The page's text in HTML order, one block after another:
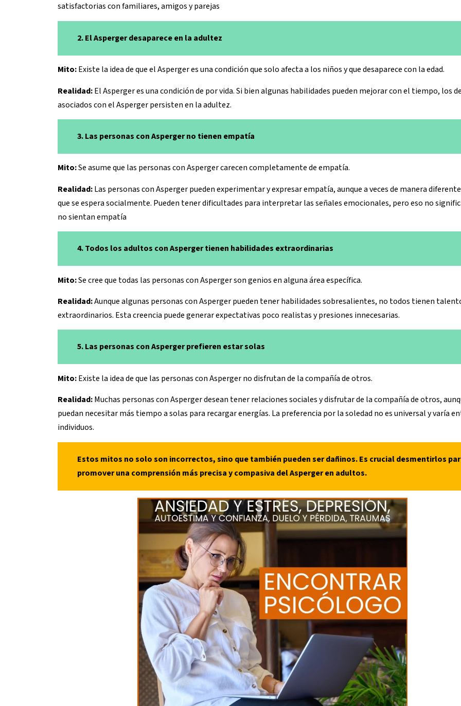
satisfactorias con familiares, amigos y parejas
2. El Asperger desaparece en la adultez
Mito:Existe la idea de que el Asperger es una condición que solo afecta a los niños y que desaparece con la edad.
Realidad:El Asperger es una condición de por vida. Si bien algunas habilidades pueden mejorar con el tiempo, los
asociados con el Asperger persisten en la adultez.
3. Las personas con Asperger no tienen empatía
Mito:Se asume que las personas con Asperger carecen completamente de empatía.
Realidad:Las personas con Asperger pueden experimentar y expresar empatía, aunque a veces de manera
que se espera socialmente. Pueden tener dificultades para interpretar las señales emocionales, pero eso no
no sientan empatía
4. Todos los adultos con Asperger tienen habilidades extraordinarias
Mito:Se cree que todas las personas con Asperger son genios en alguna área específica.
Realidad:Aunque algunas personas con Asperger pueden tener habilidades sobresalientes, no todos tienen
extraordinarios. Esta creencia puede generar expectativas poco realistas y presiones innecesarias.
5. Las personas con Asperger prefieren estar solas
Mito:Existe la idea de que las personas con Asperger no disfrutan de la compañía de otros.
Realidad:Muchas personas con Asperger desean tener relaciones sociales y disfrutar de la compañía de otros,
puedan necesitar más tiempo a solas para recargar energías. La preferencia por la soledad no es universal y varía
individuos.
Estos mitos no solo son incorrectos, sino que también pueden ser dañinos. Es crucial desmentirlos
promover una comprensión más precisa y compasiva del Asperger en adultos.